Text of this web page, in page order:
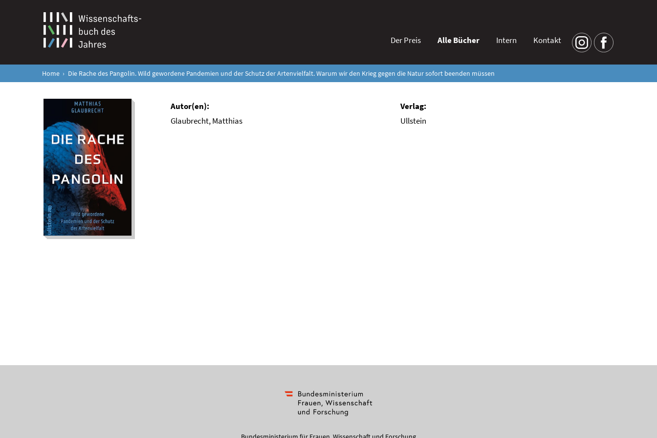
Der Preis Alle Bücher Intern Kontakt
Home Die Rache des Pangolin. Wild gewordene Pandemien und der Schutz der Artenvielfalt. Warum wir den Krieg gegen die Natur sofort beenden müssen
Die Rache des
Pangolin. Wild
gewordene
Pandemien und der
Schutz der
Artenvielfalt. Warum
wir den Krieg gegen
die Natur sofort
beenden müssen
Glaubrecht, Matthias Ullstein